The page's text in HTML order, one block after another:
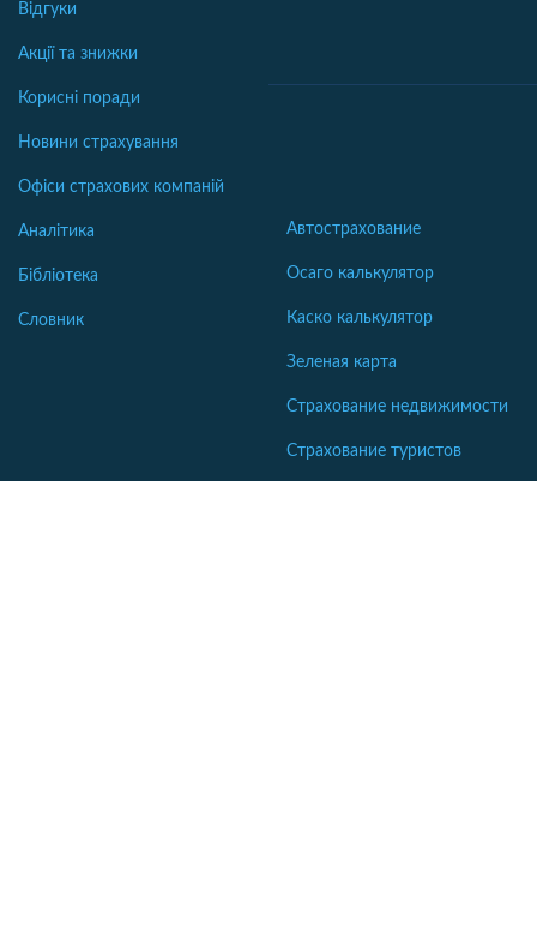
Відгуки
Акції та знижки
Корисні поради
Новини страхування
Офіси страхових компаній
Аналітика
Бібліотека
Словник
Автострахование
Осаго калькулятор
Каско калькулятор
Зеленая карта
Страхование недвижимости
Страхование туристов